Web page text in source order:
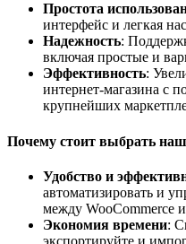
Простота
интерфейс и легкая
Надежность:
включая простые и
Эффективность:
интернет-магазина с
крупнейших
Почему стоит выбрать
Удобство и
автоматизировать и
между WooCommerce
Экономия времени:
экспортируйте и